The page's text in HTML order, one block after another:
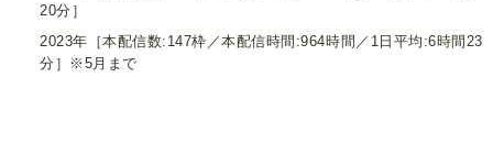
20分］
2023年［本配信数:147枠／本配信時間:964時間／1日平均:6時間23
分］※5月まで